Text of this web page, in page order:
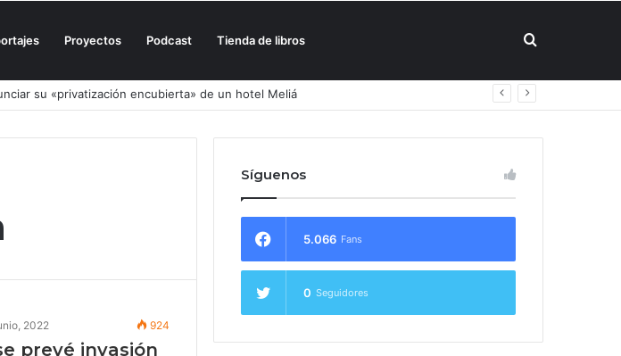
Proyectos Podcast Tienda de libros Buscar
su «privatización encubierta» de un hotel Meliá
2022 924
prevé invasión
Síguenos
5.066 Fans
0 Seguidores